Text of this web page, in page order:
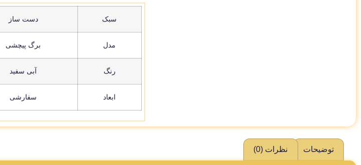
سبک دست ساز
مدل برگ پیچشی
رنگ آبی سفید
ابعاد سفارشی
توضیحات نظرات (0)